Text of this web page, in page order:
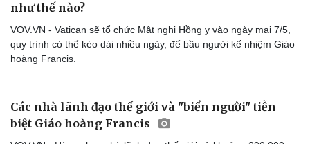
như thế nào?
VOV.VN - Vatican sẽ tổ chức Mật nghị Hồng y vào ngày mai 7/5,
quy trình có thể kéo dài nhiều ngày, để bầu người kế nhiệm Giáo
hoàng Francis.
Các nhà lãnh đạo thế giới và "biển người" tiễn
biệt Giáo hoàng Francis